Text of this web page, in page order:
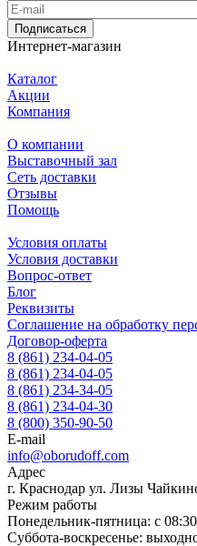
Подписаться
Интернет-магазин
Каталог
Акции
Компания
О компании
Выставочный зал
Сеть доставки
Отзывы
Помощь
Условия оплаты
Условия доставки
Вопрос-ответ
Блог
Реквизиты
Соглашение на обработку
Договор-оферта
8 (861) 234-04-05
8 (861) 234-04-05
8 (861) 234-34-05
8 (861) 234-04-30
8 (800) 350-90-50
E-mail
info@oborudoff.com
Адрес
г. Краснодар ул. Лизы
Режим работы
Понедельник-пятница: с
Суббота-воскресенье: